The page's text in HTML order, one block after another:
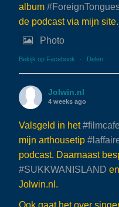
album
de podcast via mijn site.
Photo
Bekijk op Facebook · Delen
Jolwin.nl
4 weeks ago
Valsgeld in het
mijn arthousetip
podcast. Daarnaast
#SUKKWANISLAND en
Jolwin.nl.
Ook gaat het over